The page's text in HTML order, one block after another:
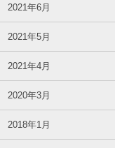
2021年6月
2021年5月
2021年4月
2020年3月
2018年1月